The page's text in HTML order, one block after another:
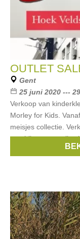
OUTLET
Gent
25 juni 2020 ---
Verkoop van
Morley for Kids.
meisjes collectie.
voorbije
Morley